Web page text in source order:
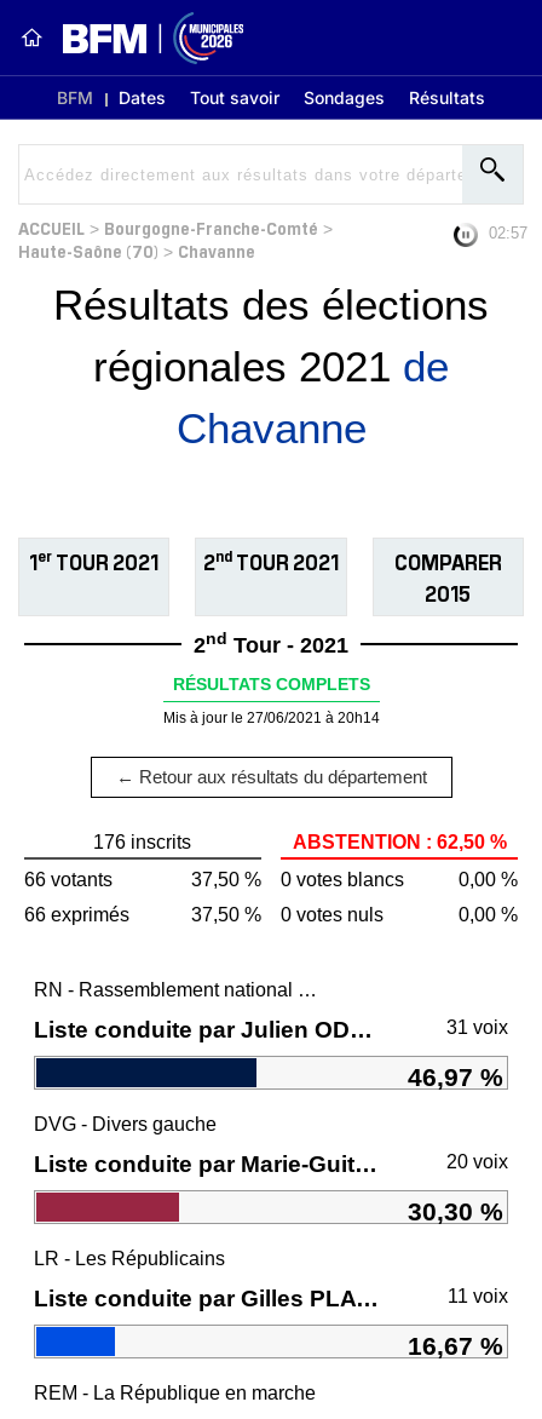
BFM Dates Tout savoir Sondages Résultats
ACCUEIL > Bourgogne-Franche-Comté >
Haute-Saône (70) > Chavanne
02:56
Résultats des élections
régionales 2021 de
Chavanne
1er TOUR 2021 2ndTOUR 2021
COMPARER
2015
2nd Tour - 2021
RÉSULTATS COMPLETS
Mis à jour le 27/06/2021 à 20h14
← Retour aux résultats du département
176 inscrits
66 votants
37,50 %
66 exprimés
37,50 %
ABSTENTION : 62,50 %
0 votes blancs
0,00 %
0 votes nuls
0,00 %
RN - Rassemblement national et ses alliés
Liste conduite par Julien ODOUL 31 voix
46,97 %
DVG - Divers gauche
Liste conduite par Marie-Guite DUFAY 20 voix
30,30 %
LR - Les Républicains
Liste conduite par Gilles PLATRET 11 voix
16,67 %
REM - La République en marche